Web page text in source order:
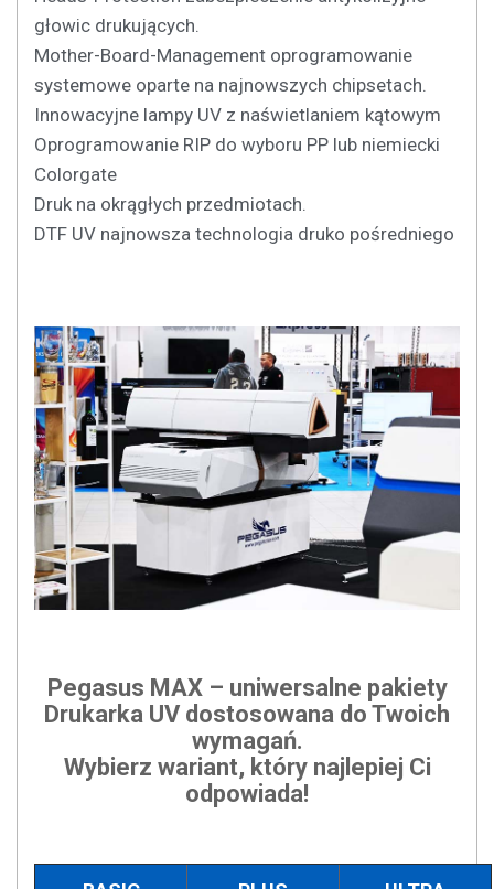
głowic drukujących.
Mother-Board-Management oprogramowanie
systemowe oparte na najnowszych chipsetach.
Innowacyjne lampy UV z naświetlaniem kątowym
Oprogramowanie RIP do wyboru PP lub niemiecki
Colorgate
Druk na okrągłych przedmiotach.
DTF UV najnowsza technologia druko pośredniego
Pegasus MAX – uniwersalne pakiety
Drukarka UV dostosowana do Twoich
wymagań.
Wybierz wariant, który najlepiej Ci
odpowiada!